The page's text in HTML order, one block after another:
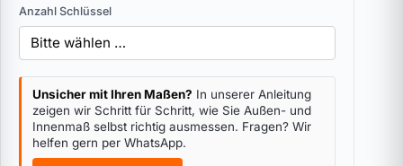
Anzahl Schlüssel
Unsicher mit Ihren Maßen? In unserer Anleitung
zeigen wir Schritt für Schritt, wie Sie Außen- und
Innenmaß selbst richtig ausmessen. Fragen? Wir
helfen gern per WhatsApp.